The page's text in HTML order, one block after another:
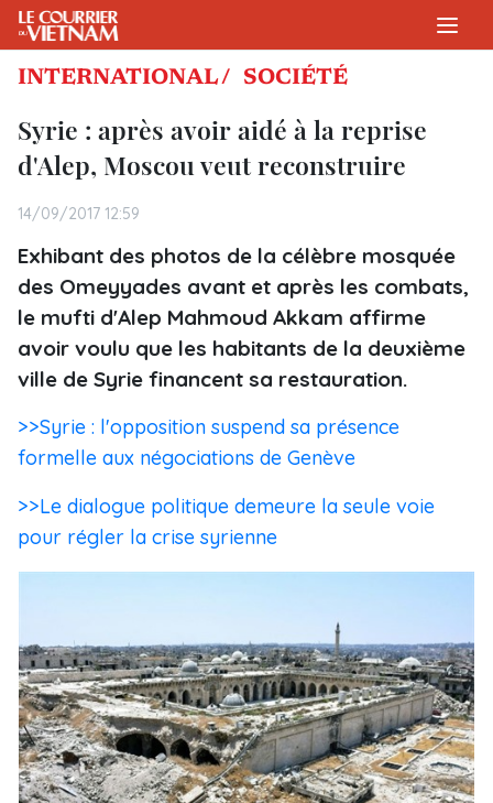
INTERNATIONAL / SOCIÉTÉ
Syrie : après avoir aidé à la reprise
d'Alep, Moscou veut reconstruire
14/09/2017 12:59
Exhibant des photos de la célèbre mosquée
des Omeyyades avant et après les combats,
le mufti d'Alep Mahmoud Akkam affirme
avoir voulu que les habitants de la deuxième
ville de Syrie financent sa restauration.
>>Syrie : l'opposition suspend sa présence
formelle aux négociations de Genève
>>Le dialogue politique demeure la seule voie
pour régler la crise syrienne